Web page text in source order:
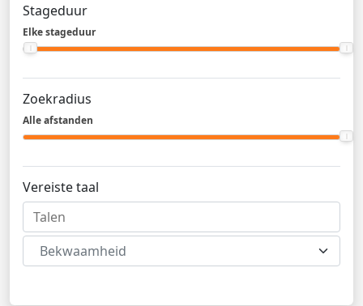
Stageduur
Elke stageduur
Zoekradius
Alle afstanden
Vereiste taal
Bekwaamheid